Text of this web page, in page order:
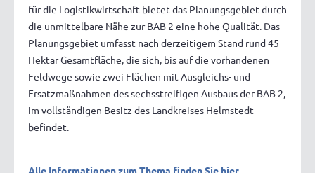
für die Logistikwirtschaft bietet das Planungsgebiet durch
die unmittelbare Nähe zur BAB 2 eine hohe Qualität. Das
Planungsgebiet umfasst nach derzeitigem Stand rund 45
Hektar Gesamtfläche, die sich, bis auf die vorhandenen
Feldwege sowie zwei Flächen mit Ausgleichs- und
Ersatzmaßnahmen des sechsstreifigen Ausbaus der BAB 2,
im vollständigen Besitz des Landkreises Helmstedt
befindet.
Alle Informationen zum Thema finden Sie hier